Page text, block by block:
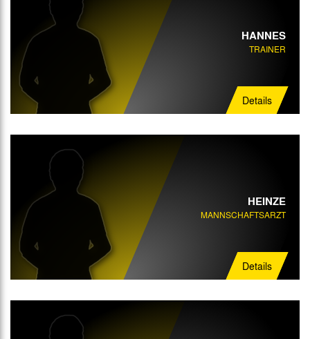
Physiotherapeut
Mannschaftsbetreuer
HANNES
TRAINER
Details
HEINZE
MANNSCHAFTSARZT
Details